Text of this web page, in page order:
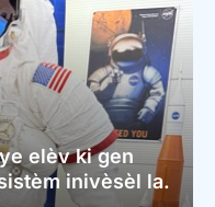
elèv ki gen
inivèsèl la.